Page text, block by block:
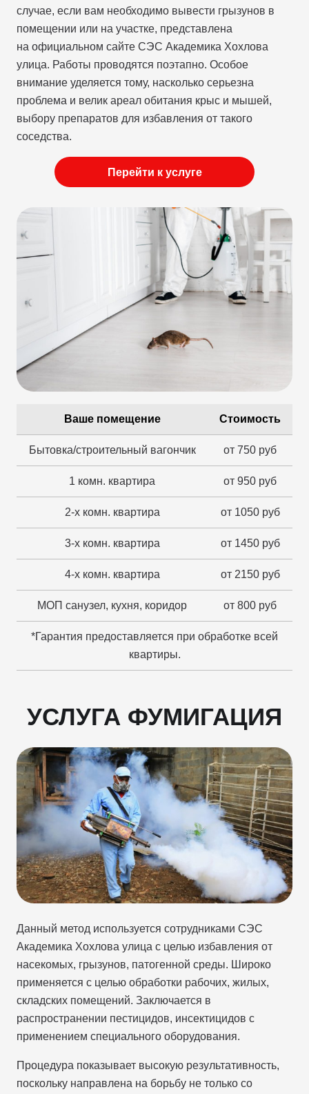
случае, если вам необходимо вывести грызунов в
помещении или на участке, представлена
на официальном сайте СЭС Академика Хохлова
улица. Работы проводятся поэтапно. Особое
внимание уделяется тому, насколько серьезна
проблема и велик ареал обитания крыс и мышей,
выбору препаратов для избавления от такого
соседства.
Перейти к услуге
Ваше помещение Стоимость
Бытовка/строительный вагончик от 750 руб
1 комн. квартира от 950 руб
2-х комн. квартира от 1050 руб
3-х комн. квартира от 1450 руб
4-х комн. квартира от 2150 руб
МОП санузел, кухня, коридор от 800 руб
*Гарантия предоставляется при обработке всей
квартиры.
УСЛУГА ФУМИГАЦИЯ
Данный метод используется сотрудниками СЭС
Академика Хохлова улица с целью избавления от
насекомых, грызунов, патогенной среды. Широко
применяется с целью обработки рабочих, жилых,
складских помещений. Заключается в
распространении пестицидов, инсектицидов с
применением специального оборудования.
Процедура показывает высокую результативность,
поскольку направлена на борьбу не только со